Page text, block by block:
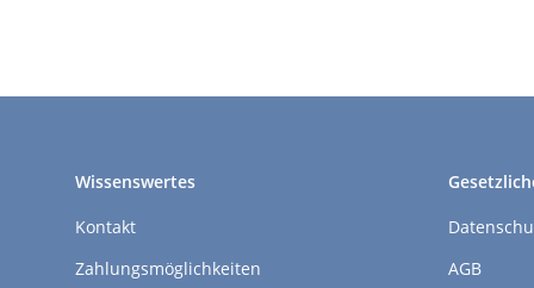
Wissenswertes
Kontakt
Zahlungsmöglichkeiten
AGB